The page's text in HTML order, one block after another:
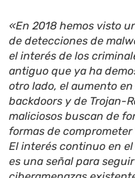
«En 2018 hemos visto
de detecciones de
el interés de los
antiguo que ya ha
otro lado, el aumento
backdoors y de Trojan-
maliciosos buscan de
formas de
El interés continuo en
es una señal para